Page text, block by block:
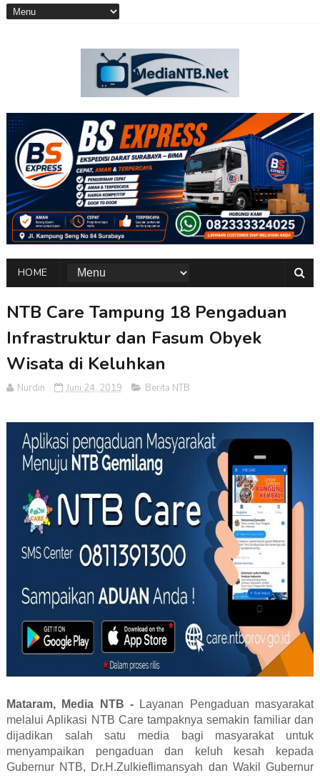
HOME
NTB Care Tampung 18 Pengaduan
Infrastruktur dan Fasum Obyek
Wisata di Keluhkan
Nurdin Juni 24, 2019 Berita NTB
Mataram, Media NTB - Layanan Pengaduan masyarakat
melalui Aplikasi NTB Care tampaknya semakin familiar dan
dijadikan salah satu media bagi masyarakat untuk
menyampaikan pengaduan dan keluh kesah kepada
Gubernur NTB, Dr.H.Zulkieflimansyah dan Wakil Gubernur